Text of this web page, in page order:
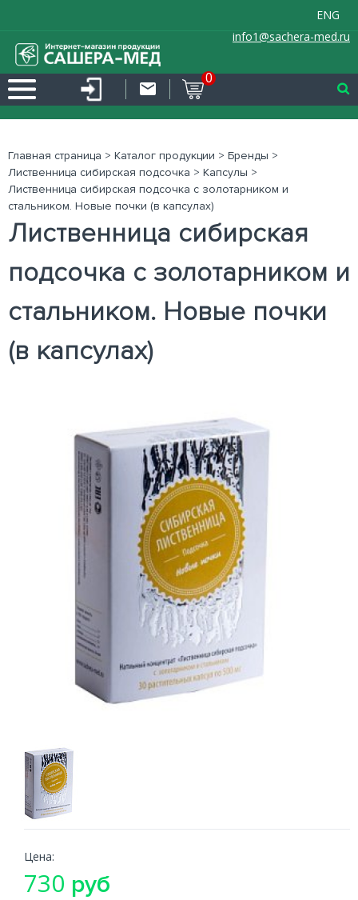
ENG
info1@sachera-med.ru
0
Главная страница > Каталог продукции > Бренды >
Лиственница сибирская подсочка > Капсулы >
Лиственница сибирская подсочка с золотарником и
стальником. Новые почки (в капсулах)
Лиственница сибирская
подсочка с золотарником и
стальником. Новые почки
(в капсулах)
Цена:
730 руб